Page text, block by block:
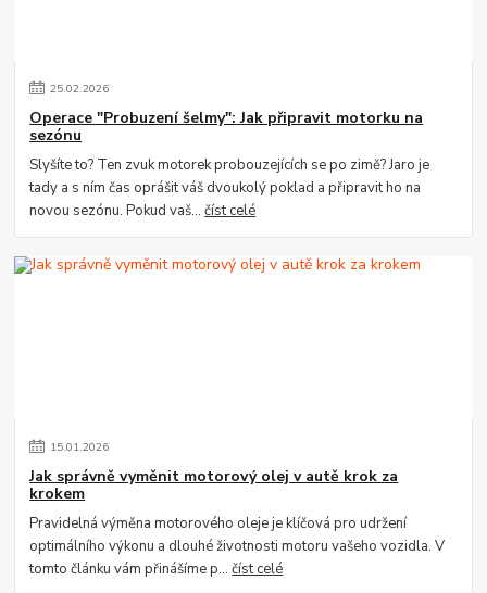
25.02.2026
Operace "Probuzení šelmy": Jak připravit motorku na
sezónu
Slyšíte to? Ten zvuk motorek probouzejících se po zimě? Jaro je
tady a s ním čas oprášit váš dvoukolý poklad a připravit ho na
novou sezónu. Pokud vaš...číst celé
15.01.2026
Jak správně vyměnit motorový olej v autě krok za
krokem
Pravidelná výměna motorového oleje je klíčová pro udržení
optimálního výkonu a dlouhé životnosti motoru vašeho vozidla. V
tomto článku vám přinášíme p...číst celé